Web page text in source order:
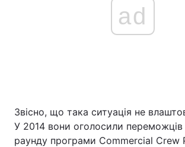
ad
Звісно, що така ситуація не
У 2014 вони оголосили переможців
раунду програми Commercial Crew